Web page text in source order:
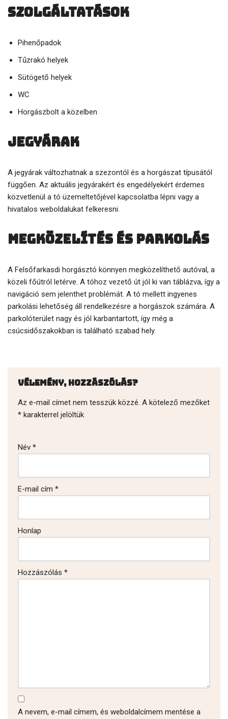
Szolgáltatások
Pihenőpadok
Tűzrakó helyek
Sütögető helyek
WC
Horgászbolt a közelben
Jegyárak
A jegyárak változhatnak a szezontól és a horgászat típusától
függően. Az aktuális jegyárakért és engedélyekért érdemes
közvetlenül a tó üzemeltetőjével kapcsolatba lépni vagy a
hivatalos weboldalukat felkeresni.
Megközelítés és parkolás
A Felsőfarkasdi horgásztó könnyen megközelíthető autóval, a
közeli főútról letérve. A tóhoz vezető út jól ki van táblázva, így a
navigáció sem jelenthet problémát. A tó mellett ingyenes
parkolási lehetőség áll rendelkezésre a horgászok számára. A
parkolóterület nagy és jól karbantartott, így még a
csúcsidőszakokban is található szabad hely.
Vélemény, hozzászólás?
Az e-mail címet nem tesszük közzé. A kötelező mezőket
* karakterrel jelöltük
Név *
E-mail cím *
Honlap
Hozzászólás *
A nevem, e-mail címem, és weboldalcímem mentése a